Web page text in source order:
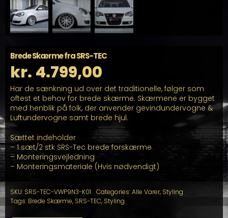
Brede Skærme fra SRS-TEC
kr. 4.799,00
Har de sænkning ud over det traditionelle, følger som
oftest et behov for brede skærme. Skærmene er bygget
med henblik på folk, der anvender gevindundervogne &
Luftundervogne samt brede hjul.
Sættet indeholder
– 1 sæt/2 stk SRS-Tec brede forskærme
– Monteringsvejledning
– Monteringsmateriale (Hvis nødvendigt)
SKU: SRS-TEC-VWP9N3-K01 Categories:Alle Varer, Styling
Tags: Brede Skærme, SRS-TEC, Styling